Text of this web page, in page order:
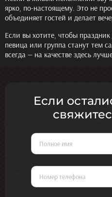
ярко, по-настоящему. Это не
объединяет гостей и делает
Если вы хотите, чтобы
певица или группа станут тем
всегда — на качестве здесь
Если